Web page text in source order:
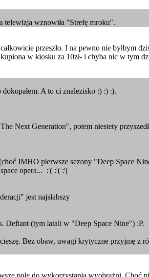
telewizja wznowiła "Strefę mroku".
przeszło. I na pewno nie byłbym
w kiosku za 10zł- i chyba nic w tym
A to ci znalezisko :) :) :).
Next Generation", potem niestety
IMHO pierwsze sezony "Deep Space
opera... :'( :'( :'(
jest najsłabszy
Defiant (tym latali w "Deep Space Nine") :P.
Bez obaw, uwagi krytyczne przyjmę
pole do wykorzystania wyobrażni.